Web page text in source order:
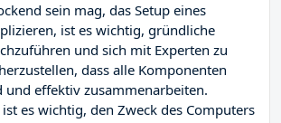
sein mag, das Setup eines
ist es wichtig, gründliche
und sich mit Experten zu
dass alle Komponenten
und effektiv zusammenarbeiten.
es wichtig, den Zweck des Computers